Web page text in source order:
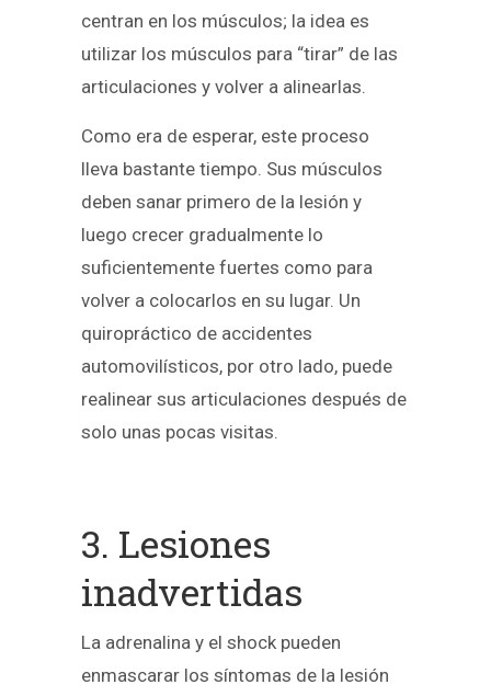
centran en los músculos; la idea es
utilizar los músculos para “tirar” de las
articulaciones y volver a alinearlas.
Como era de esperar, este proceso
lleva bastante tiempo. Sus músculos
deben sanar primero de la lesión y
luego crecer gradualmente lo
suficientemente fuertes como para
volver a colocarlos en su lugar. Un
quiropráctico de accidentes
automovilísticos, por otro lado, puede
realinear sus articulaciones después de
solo unas pocas visitas.
3. Lesiones
inadvertidas
La adrenalina y el shock pueden
enmascarar los síntomas de la lesión